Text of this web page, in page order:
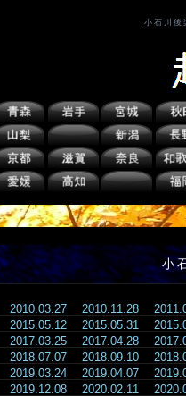
小石川後
小
2010.03.27 2010.11.28
2015.05.12 2015.05.31
2017.03.25 2017.04.28
2018.07.07 2018.09.10
2019.03.24 2019.04.07
2019.12.08 2020.02.11